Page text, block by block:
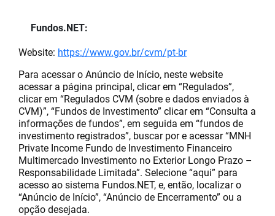
Fundos.NET:
Website: https://www.gov.br/cvm/pt-br
Para acessar o Anúncio de Início, neste website
acessar a página principal, clicar em “Regulados”,
clicar em “Regulados CVM (sobre e dados enviados à
CVM)”, “Fundos de Investimento” clicar em “Consulta a
informações de fundos”, em seguida em “fundos de
investimento registrados”, buscar por e acessar “MNH
Private Income Fundo de Investimento Financeiro
Multimercado Investimento no Exterior Longo Prazo –
Responsabilidade Limitada”. Selecione “aqui” para
acesso ao sistema Fundos.NET, e, então, localizar o
“Anúncio de Início”, “Anúncio de Encerramento” ou a
opção desejada.